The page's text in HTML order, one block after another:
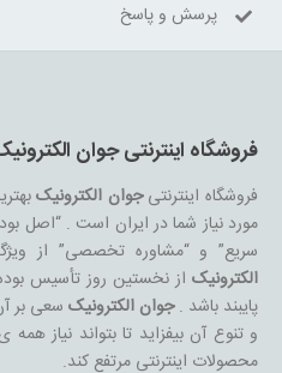
پرسش و پاسخ
فروشگاه اینترنتی جوان
فروشگاه اینترنتیجوان الکترونیک
مورد نیاز شما در ایران است . “اصل
سریع” و “مشاوره تخصصی” از
الکترونیکاز نخستین روز تأسیس
پایبند باشد .جوان الکترونیکسعی بر
و تنوع آن بیفزاید تا بتواند نیاز
محصولات اینترنتی مرتفع کند.